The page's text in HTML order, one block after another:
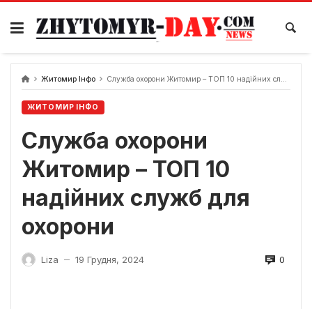
Skip
content
Житомир Інфо Служба охорони Житомир – ТОП 10 надійних служб для охорони
ЖИТОМИР ІНФО
Служба охорони
Житомир – ТОП 10
надійних служб для
охорони
Liza — 19 Грудня, 2024 0